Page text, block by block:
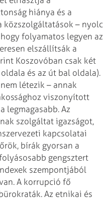
hiánya és a
közszolgáltatások – nyolc
folyamatos legyen az
elszállítsák a
Koszovóban csak két
és az út bal oldala).
létezik – annak
viszonyított
legmagasabb. Az
szolgáltat igazságot,
kapcsolatai
bírák gyorsan a
gengsztert
szempontjából
A korrupció fő
Az etnikai és